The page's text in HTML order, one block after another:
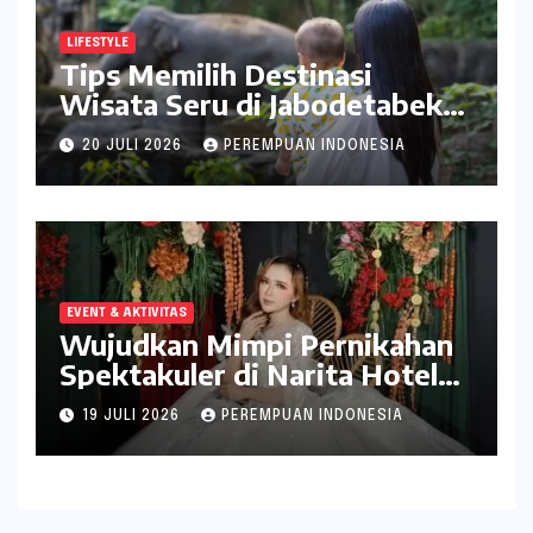
LIFESTYLE
Tips Memilih Destinasi
Wisata Seru di Jabodetabek
ala inDrive
20 JULI 2026 PEREMPUAN INDONESIA
EVENT & AKTIVITAS
Wujudkan Mimpi Pernikahan
Spektakuler di Narita Hotel
Surabaya
19 JULI 2026 PEREMPUAN INDONESIA